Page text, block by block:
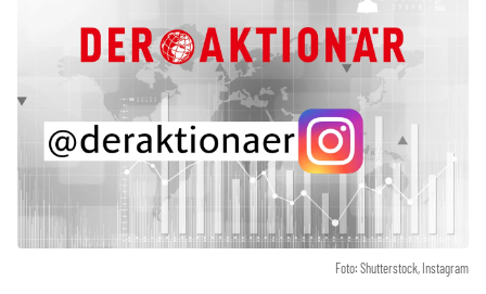
Foto: Shutterstock, Instagram